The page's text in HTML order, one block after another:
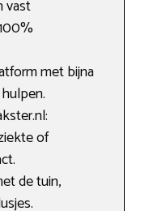
vast
met bijna
of
de tuin,